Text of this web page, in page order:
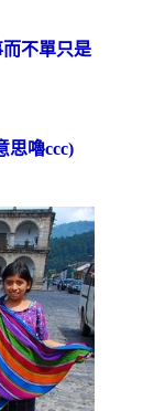
不單只是
思嚕ccc)